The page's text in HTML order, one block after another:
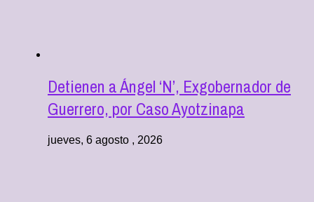
Detienen a Ángel ‘N’, Exgobernador de
Guerrero, por Caso Ayotzinapa
jueves, 6 agosto , 2026